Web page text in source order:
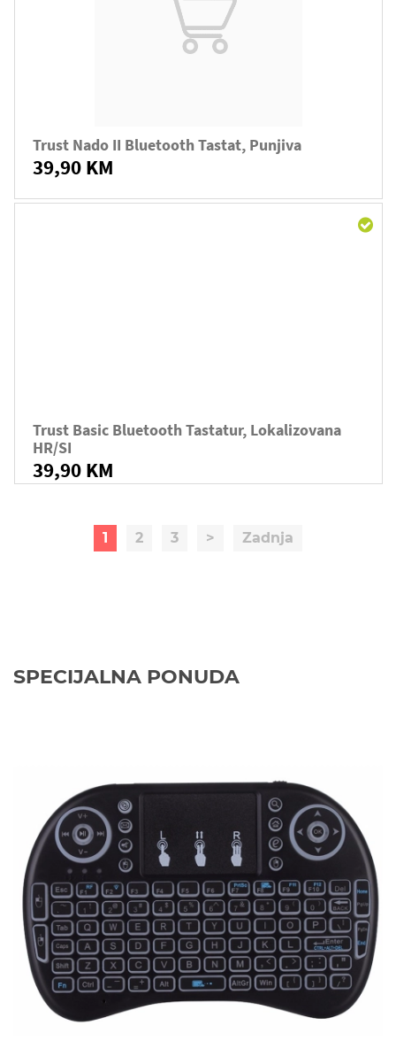
Trust Nado II Bluetooth Tastat, Punjiva
39,90 KM
Trust Basic Bluetooth Tastatur, Lokalizovana
HR/SI
39,90 KM
1 2 3 > Zadnja
SPECIJALNA PONUDA